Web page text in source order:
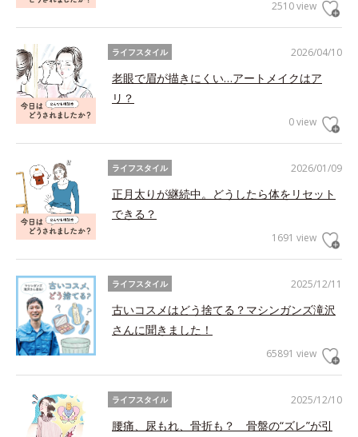
2510 view
2026/04/10
ライフスタイル
老眼で眉が描きにくい…アートメイクはア
リ？
0 view
2026/01/09
ライフスタイル
正月太りが継続中。どうしたら体をリセット
できる？
1691 view
2025/12/11
ライフスタイル
古いコスメはどう捨てる？マシンガンズ滝沢
さんに聞きました！
65891 view
2025/12/10
ライフスタイル
腰痛、尿もれ、骨折も？ 骨盤の“ズレ”が引